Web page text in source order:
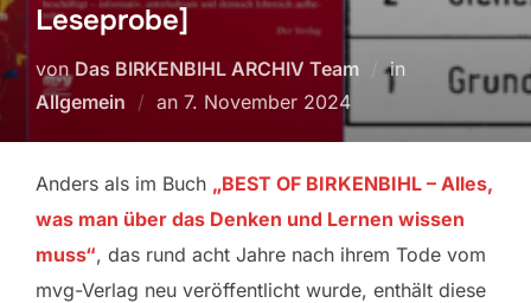
Leseprobe]
vonDas BIRKENBIHL ARCHIV Team
in
Allgemein
an Veröffentlicht
7. November 2024
Anders als im Buch „BEST OF BIRKENBIHL – Alles,
was man über das Denken und Lernen wissen
muss“, das rund acht Jahre nach ihrem Tode vom
mvg-Verlag neu veröffentlicht wurde, enthält diese